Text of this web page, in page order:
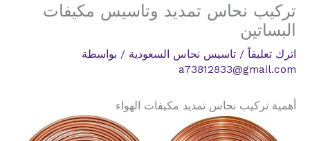
تركيب نحاس تمديد وتاسيس مكيفات
البساتين
اترك تعليقاً / تاسيس نحاس السعودية / بواسطة
a73812833@gmail.com
أهمية تركيب نحاس تمديد مكيفات الهواء